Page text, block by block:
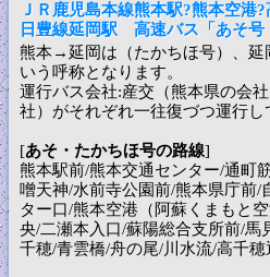
ＪＲ鹿児島本線熊本駅?熊本空港
日豊線延岡駅 高速バス「あそ号
熊本→延岡は（たかちほ号）、
いう呼称となります。
運行バス会社:産交（熊本県の会
社）がそれぞれ一往復づつ運行し
[あそ・たかちほ号の路線]
熊本駅前/熊本交通センター/通町
噌天神/水前寺公園前/熊本県庁前/
ター口/熊本空港（阿蘇くまもと
央/二瀬本入口/蘇陽総合支所前/馬
千穂/青雲橋/舟の尾/川水流/高千